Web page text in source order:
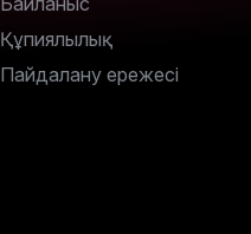
Құпиялылық
Пайдалану ережесі